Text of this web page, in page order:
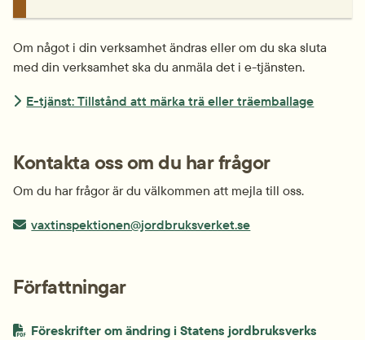
Om något i din verksamhet ändras eller om du ska sluta
med din verksamhet ska du anmäla det i e-tjänsten.
E-tjänst: Tillstånd att märka trä eller träemballage
Kontakta oss om du har frågor
Om du har frågor är du välkommen att mejla till oss.
E-post:
vaxtinspektionen@jordbruksverket.se
Författningar
Föreskrifter om ändring i Statens jordbruksverks